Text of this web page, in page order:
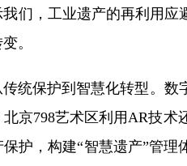
们，工业遗产的再利用
。
保护到智慧化转型。数
京798艺术区利用AR技
护，构建“智慧遗产”管